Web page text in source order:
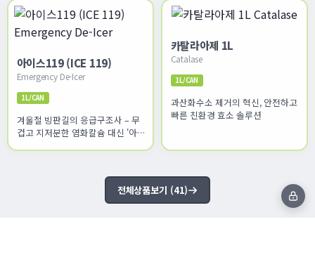
아이스119 (ICE 119)
겨울철 빙판길의 응급구조사 – 무
카탈라아제 1L
과산화수소 제거의 혁신, 안전하고
전체상품보기 (41)